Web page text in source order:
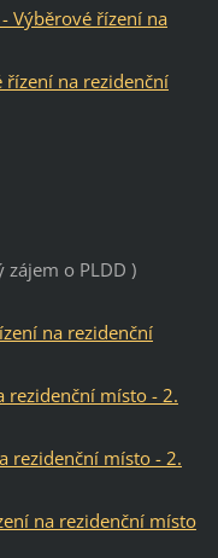
Výběrové řízení na
řízení na rezidenční
o PLDD )
na rezidenční
rezidenční místo - 2.
rezidenční místo - 2.
na rezidenční místo